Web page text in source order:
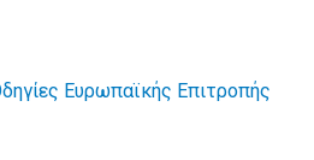
Ευρωπαϊκής Επιτροπής